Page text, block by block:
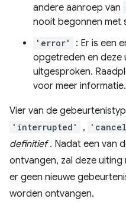
andere aanroep van
nooit begonnen met
'error'
: Er is een
opgetreden en deze
uitgesproken.
voor meer informatie.
Vier van de
'interrupted' ,
definitief. Nadat een van
ontvangen, zal deze uiting
er geen nieuwe
worden ontvangen.